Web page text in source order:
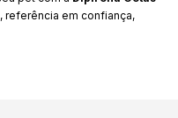
, referência em confiança,